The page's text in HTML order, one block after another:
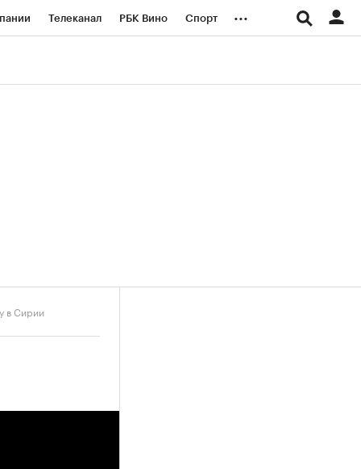
Телеканал РБК Вино Спорт ...
в Сирии